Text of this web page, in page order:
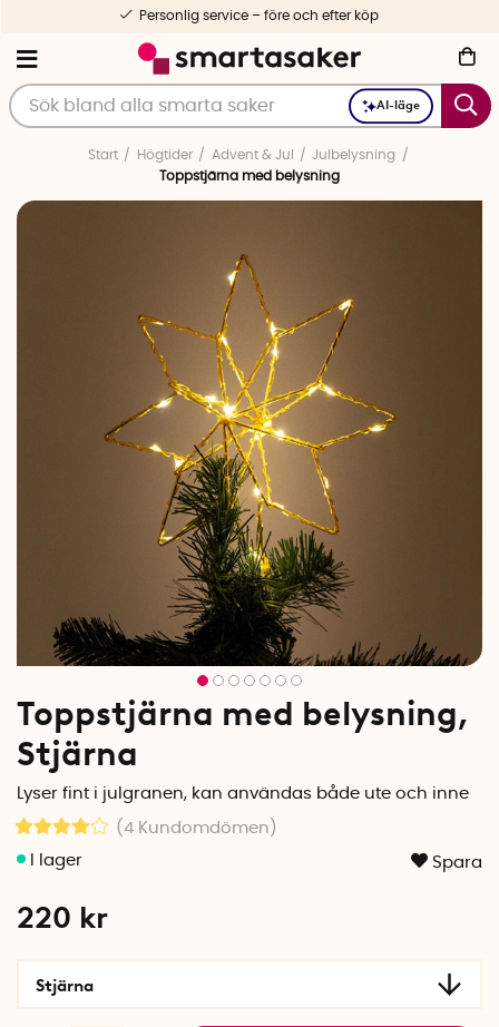
AI-läge
Personlig service – före och efter köp
Start Högtider Advent & Jul
Julbelysning
Toppstjärna med belysning
Toppstjärna med belysning,
Stjärna
Lyser fint i julgranen, kan användas både ute och inne
(4 Kundomdömen )
Spara
220 kr
Stjärna